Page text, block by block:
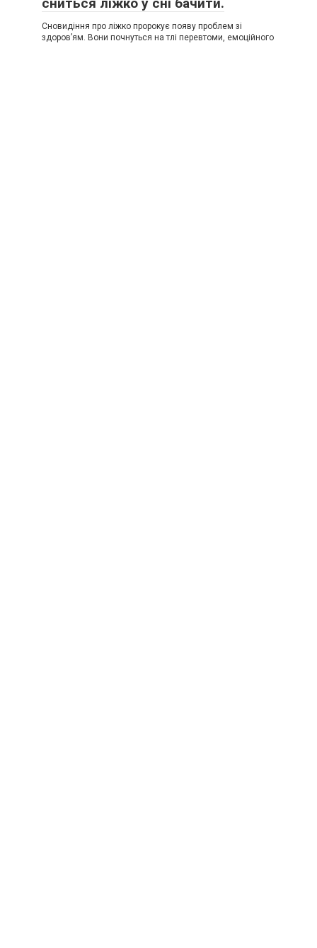
сниться ліжко у сні бачити.
Сновидіння про ліжко пророкує появу проблем зі
здоров’ям. Вони почнуться на тлі перевтоми, емоційного